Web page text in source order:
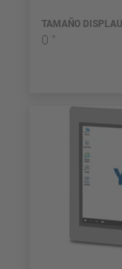
TAMAÑO DISPLAU
0 "